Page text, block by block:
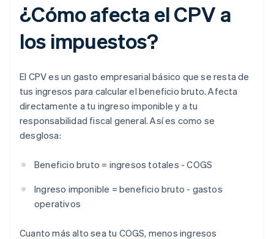
¿Cómo afecta el CPV a
los impuestos?
El CPV es un gasto empresarial básico que se resta de
tus ingresos para calcular el beneficio bruto. Afecta
directamente a tu ingreso imponible y a tu
responsabilidad fiscal general. Así es como se
desglosa:
Beneficio bruto = ingresos totales - COGS
Ingreso imponible = beneficio bruto - gastos
operativos
Cuanto más alto sea tu COGS, menos ingresos